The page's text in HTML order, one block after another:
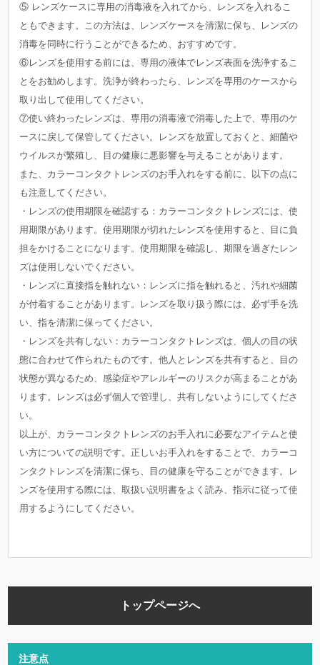
⑤ レンズケースに専用の消毒液を入れてから、レンズを入れるこ
ともできます。この方法は、レンズケースを清潔に保ち、レンズの
消毒を同時に行うことができるため、おすすめです。
⑥レンズを使用する前には、専用の液体でレンズ表面を洗浄するこ
とをお勧めします。洗浄が終わったら、レンズを専用のケースから
取り出して使用してください。
⑦使い終わったレンズは、専用の消毒液で消毒した上で、専用のケ
ースに戻して保管してください。レンズを放置しておくと、細菌や
ウイルスが繁殖し、目の健康に悪影響を与えることがあります。
また、カラーコンタクトレンズのお手入れをする前に、以下の点に
も注意してください。
・レンズの使用期限を確認する：カラーコンタクトレンズには、使
用期限があります。使用期限が切れたレンズを使用すると、目に負
担をかけることになります。使用期限を確認し、期限を過ぎたレン
ズは使用しないでください。
・レンズに直接指を触れない：レンズに指を触れると、汚れや細菌
が付着することがあります。レンズを取り扱う際には、必ず手を洗
い、指を清潔に保ってください。
・レンズを共有しない：カラーコンタクトレンズは、個人の目の状
態に合わせて作られたものです。他人とレンズを共有すると、目の
状態が異なるため、感染症やアレルギーのリスクが高まることがあ
ります。レンズは必ず個人で管理し、共有しないようにしてくださ
い。
以上が、カラーコンタクトレンズのお手入れに必要なアイテムと使
い方についての説明です。正しいお手入れをすることで、カラーコ
ンタクトレンズを清潔に保ち、目の健康を守ることができます。レ
ンズを使用する際には、取扱い説明書をよく読み、指示に従って使
用するようにしてください。
トップページへ
注意点